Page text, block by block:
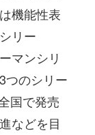
機能性表
リー
マンシリ
つのシリー
国で発売
などを目